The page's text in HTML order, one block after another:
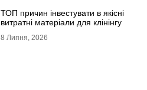
ТОП причин інвестувати в якісні
витратні матеріали для клінінгу
8 Липня, 2026